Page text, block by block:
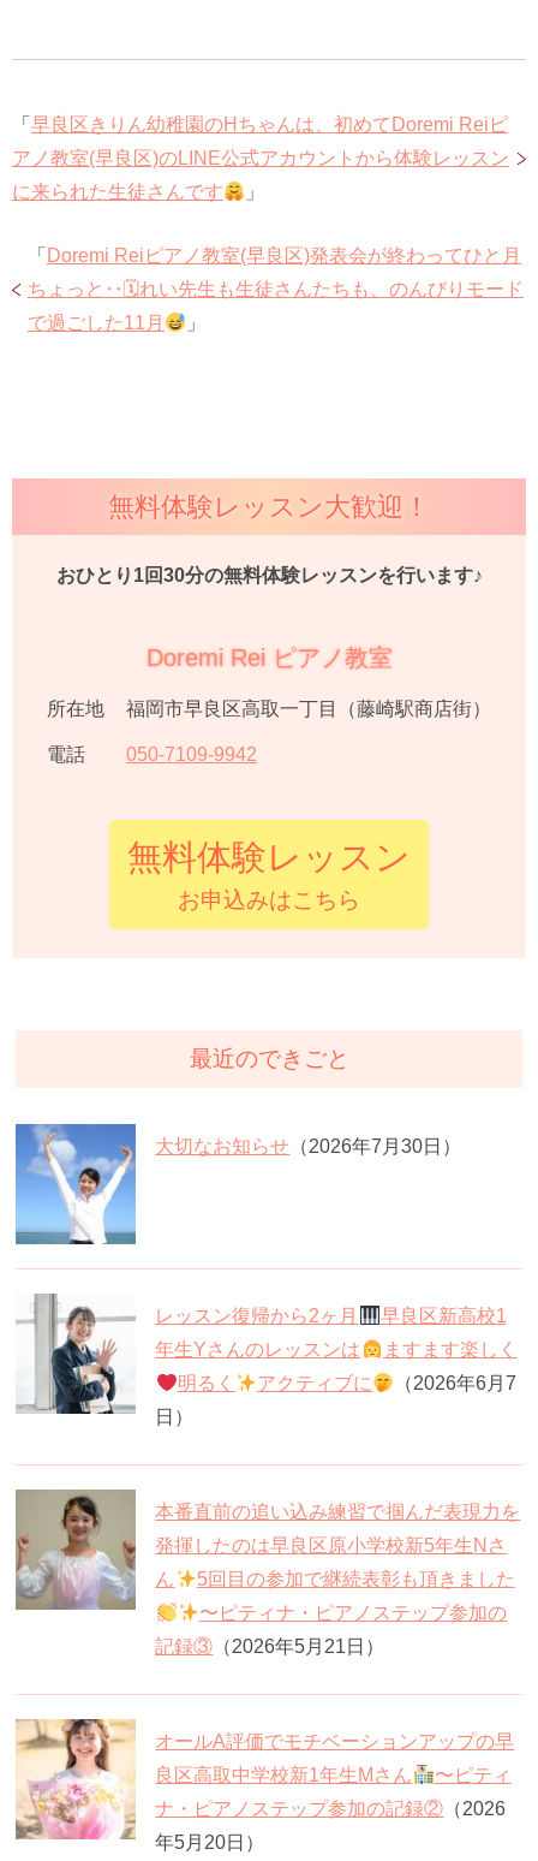
「 早良区きりん幼稚園のHちゃんは、初めてDoremi Reiピ
アノ教室(早良区)のLINE公式アカウントから体験レッスン
に来られた生徒さんです
」
「 Doremi Reiピアノ教室(早良区)発表会が終わってひと月
ちょっと‥🗓れい先生も生徒さんたちも、のんびりモード
で過ごした11月
」
無料体験レッスン大歓迎！
おひとり1回30分の無料体験レッスンを行います♪
Doremi Rei ピアノ教室
所在地 福岡市早良区高取一丁目（藤崎駅商店街）
電話 050-7109-9942
無料体験レッスン
お申込みはこちら
最近のできごと
大切なお知らせ （2026年7月30日）
レッスン復帰から2ヶ月
早良区新高校1
年生Yさんのレッスンは
ますます楽しく
明るく
アクティブに
（2026年6月7
日）
本番直前の追い込み練習で掴んだ表現力を
発揮したのは早良区原小学校新5年生Nさ
ん
5回目の参加で継続表彰も頂きました
〜ピティナ・ピアノステップ参加の
記録③ （2026年5月21日）
オールA評価でモチベーションアップの早
良区高取中学校新1年生Mさん
〜ピティ
ナ・ピアノステップ参加の記録② （2026
年5月20日）